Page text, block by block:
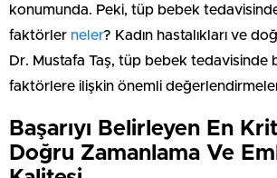
konumunda. Peki, tüp bebek tedavisinde
faktörler neler? Kadın hastalıkları ve
Dr. Mustafa Taş, tüp bebek tedavisinde
faktörlere ilişkin önemli
Başarıyı Belirleyen En
Doğru Zamanlama Ve